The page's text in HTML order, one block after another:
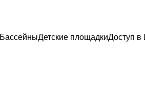
БассейныДетские площадкиДоступ в